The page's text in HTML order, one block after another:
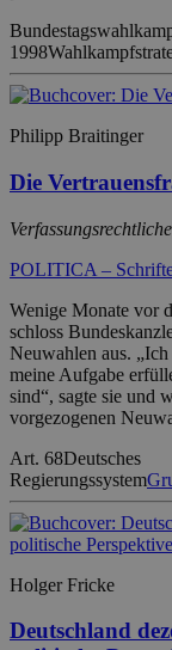
1998
Philipp Braitinger
Die
POLITICA –
Wenige Monate vor
schloss
Neuwahlen aus.
meine Aufgabe
sind“, sagte sie und
vorgezogenen
Art. 68Deutsches
Regierungssystem
Holger Fricke
Deutschland